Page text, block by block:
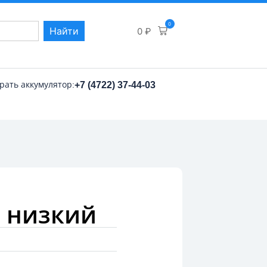
Найти 0 ₽
0
аккумулятор:+7 (4722) 37-44-03
низкий